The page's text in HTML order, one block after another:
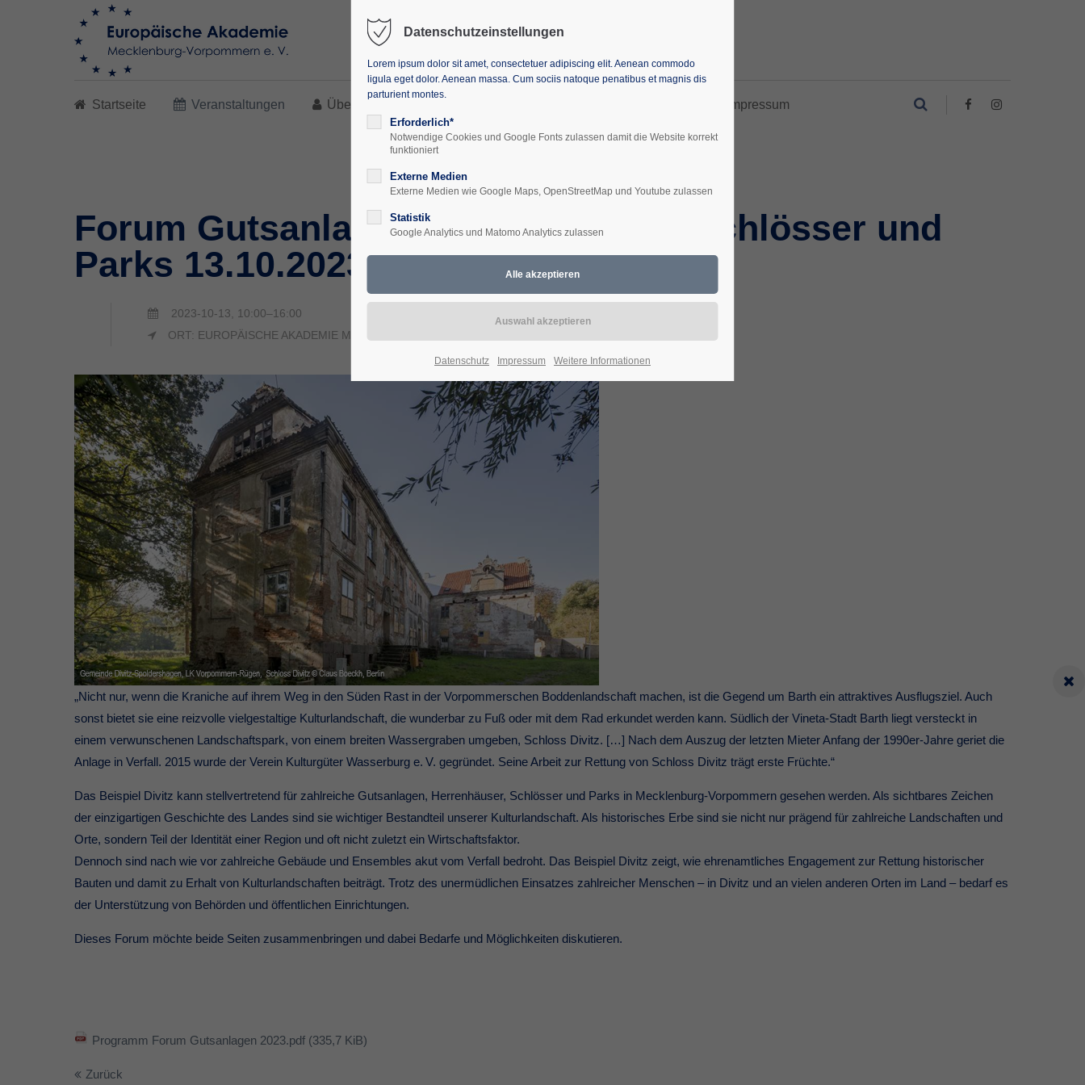
Startseite Veranstaltungen Über uns Impressum
Forum Gutsanlagen, Herrenhäuser, Schlösser und
Parks 13.10.2023
2023-10-13, 10:00–16:00
ORT: EUROPÄISCHE AKADEMIE M-V
„Nicht nur, wenn die Kraniche auf ihrem Weg in den Süden Rast in der Vorpommerschen Boddenlandschaft machen, ist die Gegend um Barth ein attraktives Ausflugsziel. Auch
sonst bietet sie eine reizvolle vielgestaltige Kulturlandschaft, die wunderbar zu Fuß oder mit dem Rad erkundet werden kann. Südlich der Vineta-Stadt Barth liegt versteckt in
einem verwunschenen Landschaftspark, von einem breiten Wassergraben umgeben, Schloss Divitz. […] Nach dem Auszug der letzten Mieter Anfang der 1990er-Jahre geriet die
Anlage in Verfall. 2015 wurde der Verein Kulturgüter Wasserburg e. V. gegründet. Seine Arbeit zur Rettung von Schloss Divitz trägt erste Früchte.“
Das Beispiel Divitz kann stellvertretend für zahlreiche Gutsanlagen, Herrenhäuser, Schlösser und Parks in Mecklenburg-Vorpommern gesehen werden. Als sichtbares Zeichen
der einzigartigen Geschichte des Landes sind sie wichtiger Bestandteil unserer Kulturlandschaft. Als historisches Erbe sind sie nicht nur prägend für zahlreiche Landschaften und
Orte, sondern Teil der Identität einer Region und oft nicht zuletzt ein Wirtschaftsfaktor.
Dennoch sind nach wie vor zahlreiche Gebäude und Ensembles akut vom Verfall bedroht. Das Beispiel Divitz zeigt, wie ehrenamtliches Engagement zur Rettung historischer
Bauten und damit zu Erhalt von Kulturlandschaften beiträgt. Trotz des unermüdlichen Einsatzes zahlreicher Menschen – in Divitz und an vielen anderen Orten im Land – bedarf es
der Unterstützung von Behörden und öffentlichen Einrichtungen.
Dieses Forum möchte beide Seiten zusammenbringen und dabei Bedarfe und Möglichkeiten diskutieren.
Programm Forum Gutsanlagen 2023.pdf (335,7 KiB)
Zurück
Datenschutzeinstellungen
Lorem ipsum dolor sit amet, consectetuer adipiscing elit. Aenean commodo
ligula eget dolor. Aenean massa. Cum sociis natoque penatibus et magnis dis
parturient montes.
Erforderlich*
Notwendige Cookies und Google Fonts zulassen damit die Website korrekt
funktioniert
Externe Medien
Externe Medien wie Google Maps, OpenStreetMap und Youtube zulassen
Statistik
Google Analytics und Matomo Analytics zulassen
Datenschutz Impressum Weitere Informationen